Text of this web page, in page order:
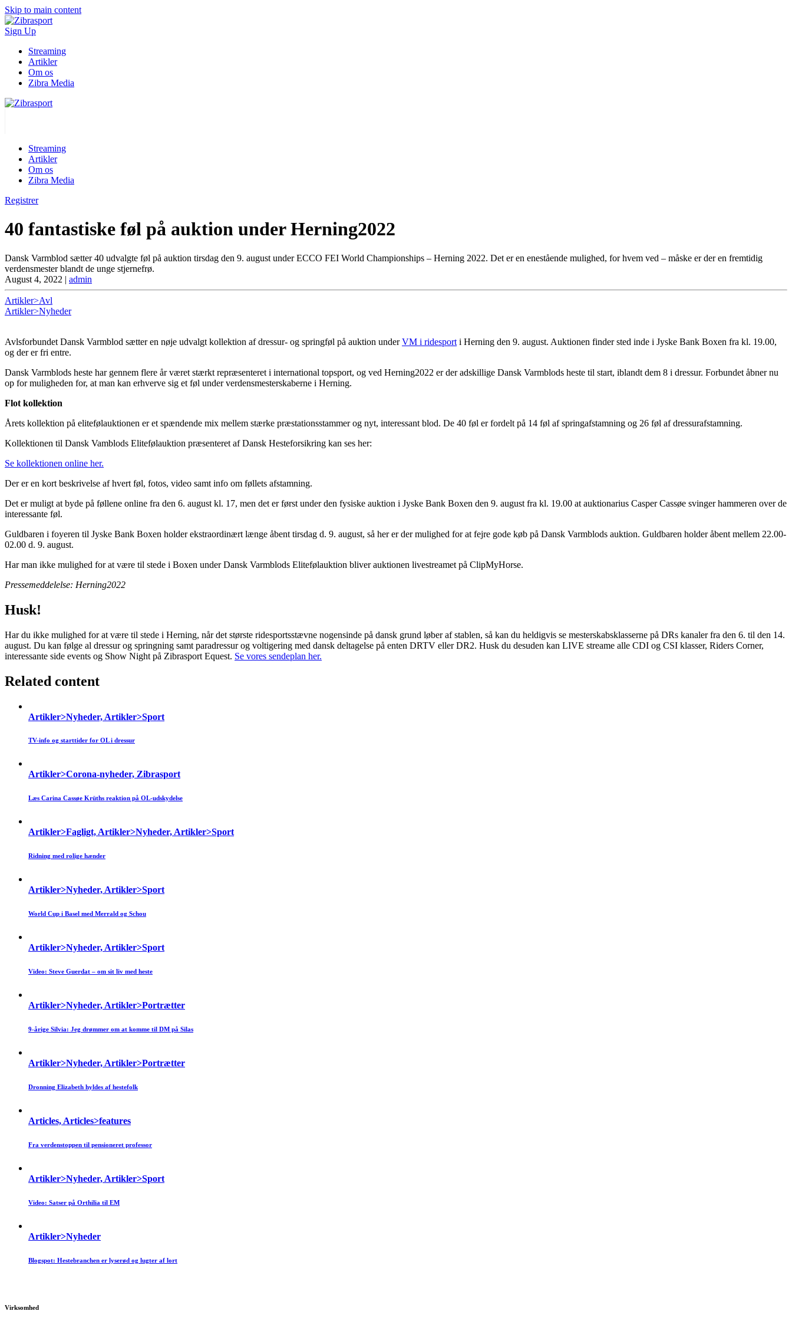
Skip to main content
Sign Up
Streaming
Artikler
Om os
Zibra Media
Streaming
Artikler
Om os
Zibra Media
Registrer
40 fantastiske føl på auktion under Herning2022
Dansk Varmblod sætter 40 udvalgte føl på auktion tirsdag den 9. august under ECCO FEI World Championships – Herning 2022. Det er en enestående mulighed, for hvem ved – måske er der en fremtidig
verdensmester blandt de unge stjernefrø.
August 4, 2022 | admin
Artikler>Avl
Artikler>Nyheder
Avlsforbundet Dansk Varmblod sætter en nøje udvalgt kollektion af dressur- og springføl på auktion underVM i ridesport i Herning den 9. august. Auktionen finder sted inde i Jyske Bank Boxen fra kl. 19.00,
og der er fri entre.
Dansk Varmblods heste har gennem flere år været stærkt repræsenteret i international topsport, og ved Herning2022 er der adskillige Dansk Varmblods heste til start, iblandt dem 8 i dressur. Forbundet åbner nu
op for muligheden for, at man kan erhverve sig et føl under verdensmesterskaberne i Herning.
Flot kollektion
Årets kollektion på elitefølauktionen er et spændende mix mellem stærke præstationsstammer og nyt, interessant blod. De 40 føl er fordelt på 14 føl af springafstamning og 26 føl af dressurafstamning.
Kollektionen til Dansk Vamblods Elitefølauktion præsenteret af Dansk Hesteforsikring kan ses her:
Se kollektionen online her.
Der er en kort beskrivelse af hvert føl, fotos, video samt info om føllets afstamning.
Det er muligt at byde på føllene online fra den 6. august kl. 17, men det er først under den fysiske auktion i Jyske Bank Boxen den 9. august fra kl. 19.00 at auktionarius Casper Cassøe svinger hammeren over de
interessante føl.
Guldbaren i foyeren til Jyske Bank Boxen holder ekstraordinært længe åbent tirsdag d. 9. august, så her er der mulighed for at fejre gode køb på Dansk Varmblods auktion. Guldbaren holder åbent mellem 22.00-
02.00 d. 9. august.
Har man ikke mulighed for at være til stede i Boxen under Dansk Varmblods Elitefølauktion bliver auktionen livestreamet på ClipMyHorse.
Pressemeddelelse: Herning2022
Husk!
Har du ikke mulighed for at være til stede i Herning, når det største ridesportsstævne nogensinde på dansk grund løber af stablen, så kan du heldigvis se mesterskabsklasserne på DRs kanaler fra den 6. til den 14.
august. Du kan følge al dressur og springning samt paradressur og voltigering med dansk deltagelse på enten DRTV eller DR2. Husk du desuden kan LIVE streame alle CDI og CSI klasser, Riders Corner,
interessante side events og Show Night på Zibrasport Equest. Se vores sendeplan her.
Related content
Artikler>Nyheder, Artikler>Sport
TV-info og starttider for OL i dressur
Artikler>Corona-nyheder, Zibrasport
Læs Carina Cassøe Krüths reaktion på OL-udskydelse
Artikler>Fagligt, Artikler>Nyheder, Artikler>Sport
Ridning med rolige hænder
Artikler>Nyheder, Artikler>Sport
World Cup i Basel med Merrald og Schou
Artikler>Nyheder, Artikler>Sport
Video: Steve Guerdat – om sit liv med heste
Artikler>Nyheder, Artikler>Portrætter
9-årige Silvia: Jeg drømmer om at komme til DM på Silas
Artikler>Nyheder, Artikler>Portrætter
Dronning Elizabeth hyldes af hestefolk
Articles, Articles>features
Fra verdenstoppen til pensioneret professor
Artikler>Nyheder, Artikler>Sport
Video: Satser på Orthilia til EM
Artikler>Nyheder
Blogspot: Hestebranchen er lyserød og lugter af lort
Virksomhed